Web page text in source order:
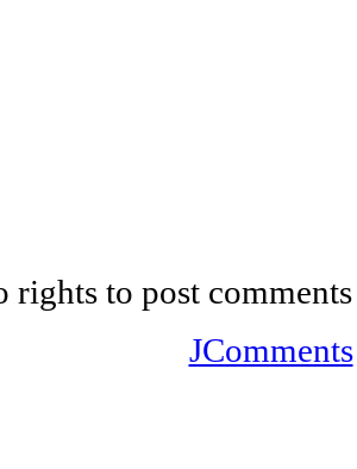
rights to post comments
JComments